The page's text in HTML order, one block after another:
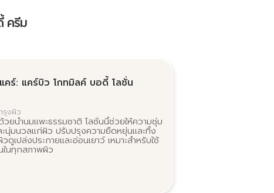
ครีม
คร์: แคร์บิว โกทมิลค์ บอดี้ โลชั่น
รุงผิว
ยน้ำนมแพะธรรมชาติ โลชั่นนี้ช่วยให้ความชุ่ม
นุ่มนวลแก่ผิว ปรับปรุงความยืดหยุ่นและทิ้ง
วดูเปล่งประกายและอ่อนเยาว์ เหมาะสำหรับใช้
นทุกสภาพผิว